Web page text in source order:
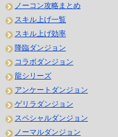
ノーコン攻略まとめ
スキル上げ一覧
スキル上げ効率
降臨ダンジョン
コラボダンジョン
龍シリーズ
アンケートダンジョン
ゲリラダンジョン
スペシャルダンジョン
ノーマルダンジョン